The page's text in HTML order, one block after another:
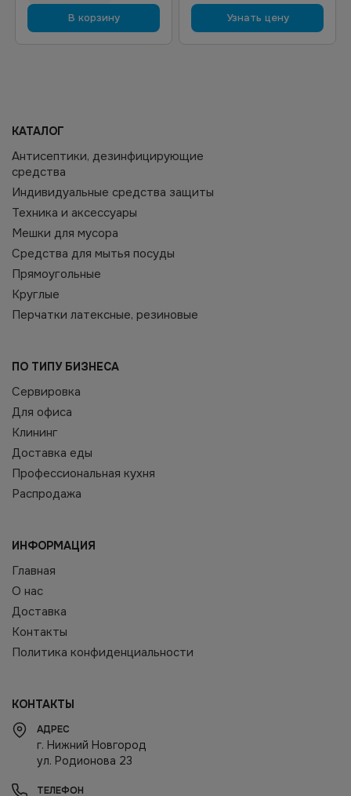
В корзину Узнать цену
КАТАЛОГ
Антисептики, дезинфицирующие
средства
Индивидуальные средства защиты
Техника и аксессуары
Мешки для мусора
Средства для мытья посуды
Прямоугольные
Круглые
Перчатки латексные, резиновые
ПО ТИПУ БИЗНЕСА
Сервировка
Для офиса
Клининг
Доставка еды
Профессиональная кухня
Распродажа
ИНФОРМАЦИЯ
Главная
О нас
Доставка
Контакты
Политика конфиденциальности
КОНТАКТЫ
АДРЕС
г. Нижний Новгород
ул. Родионова 23
ТЕЛЕФОН